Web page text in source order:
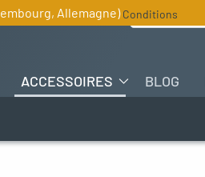
FR Rechercher :
ACCESSOIRES BLOG
Allemagne)Conditions